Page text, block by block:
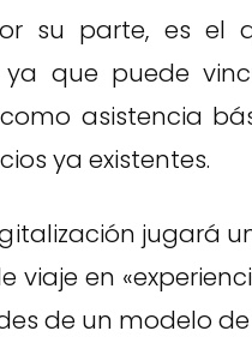
su parte, es el
ya que puede
asistencia
ya existentes.
jugará
viaje en
de un modelo